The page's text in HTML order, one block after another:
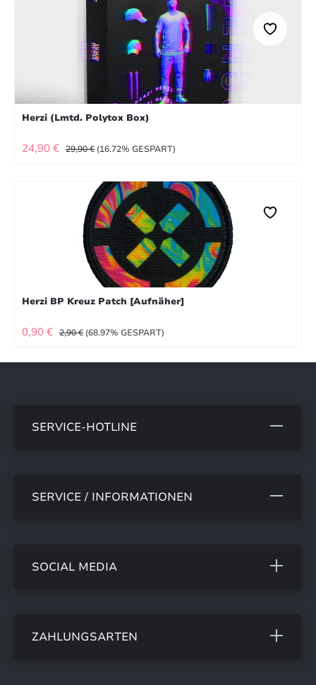
Herzi (Lmtd. Polytox Box)
VERKAUFSPREIS:
24,90 € REGULÄRER PREIS:
29,90 € (16.72% GESPART)
Herzi BP Kreuz Patch [Aufnäher]
VERKAUFSPREIS:
0,90 € REGULÄRER PREIS:
2,90 € (68.97% GESPART)
SERVICE-HOTLINE
SERVICE / INFORMATIONEN
SOCIAL MEDIA
ZAHLUNGSARTEN